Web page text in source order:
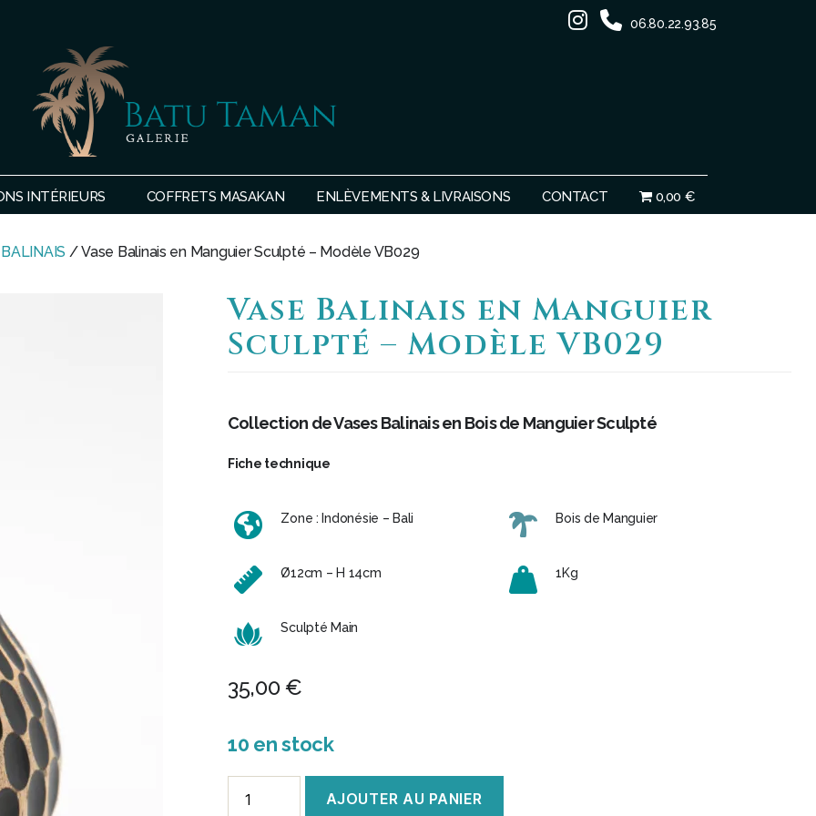
06.80.22.93.85
BATU
TAMAN
INTÉRIEURS COFFRETS MASAKAN ENLÈVEMENTS & LIVRAISONS CONTACT 0,00 €
/ Vase Balinais en Manguier Sculpté – Modèle VB029
Vase Balinais en Manguier
Sculpté – Modèle VB029
Collection de Vases Balinais en Bois de Manguier Sculpté
Fiche technique
Zone : Indonésie – Bali
Ø12cm – H 14cm
Sculpté Main
Bois de Manguier
1Kg
35,00€
10 en stock
AJOUTER AU PANIER